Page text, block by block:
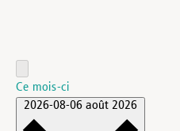
Ce mois-ci
2026-08-06 août 2026